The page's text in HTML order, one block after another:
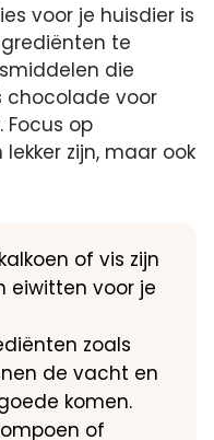
voor je huisdier is
te
die
chocolade voor
op
zijn, maar ook
of vis zijn
eiwitten voor je
zoals
de vacht en
komen.​
of